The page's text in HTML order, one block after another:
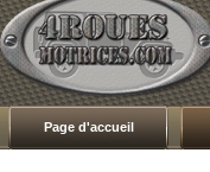
Page d'accueil